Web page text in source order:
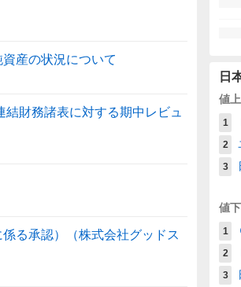
産の状況について
財務諸表に対する期中レビュ
る承認）（株式会社グッドス
日
値
1
2
3
値
1
2
3